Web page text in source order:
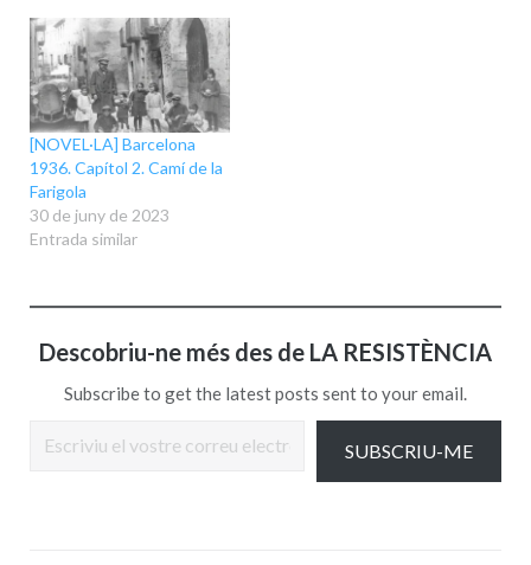
[NOVEL·LA] Barcelona
1936. Capítol 2. Camí de la
Farigola
30 de juny de 2023
Entrada similar
Descobriu-ne més des de LA RESISTÈNCIA
Subscribe to get the latest posts sent to your email.
SUBSCRIU-ME